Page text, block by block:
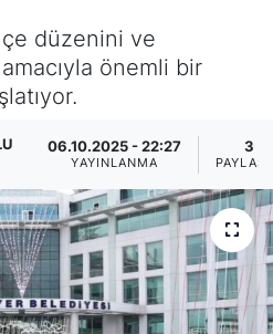
düzenini ve
önemli bir
06.10.2025 - 22:27
YAYINLANMA
3